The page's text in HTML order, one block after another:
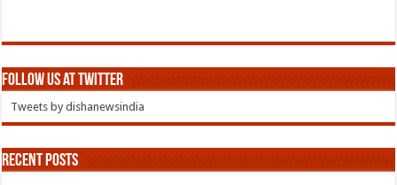
Follow us at Twitter
Tweets by dishanewsindia
Recent Posts